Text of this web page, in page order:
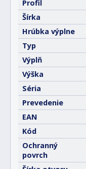
Profil
Šírka
Hrúbka výplne
Typ
Výplň
Výška
Séria
Prevedenie
EAN
Kód
Ochranný
povrch